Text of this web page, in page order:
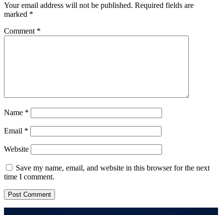
Your email address will not be published. Required fields are
marked *
Comment *
Name *
Email *
Website
Save my name, email, and website in this browser for the next
time I comment.